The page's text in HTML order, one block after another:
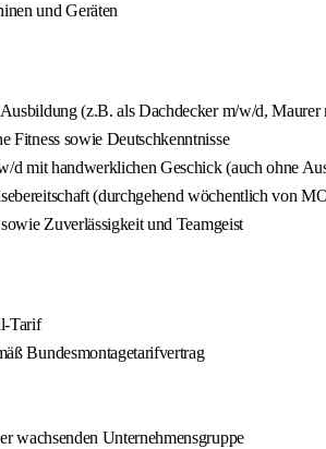
und Geräten
(z.B. als Dachdecker m/w/d,
Fitness sowie Deutschkenntnisse
d mit handwerklichen Geschick (auch ohne
(durchgehend wöchentlich von
Zuverlässigkeit und Teamgeist
Tarif
Bundesmontagetarifvertrag
wachsenden Unternehmensgruppe